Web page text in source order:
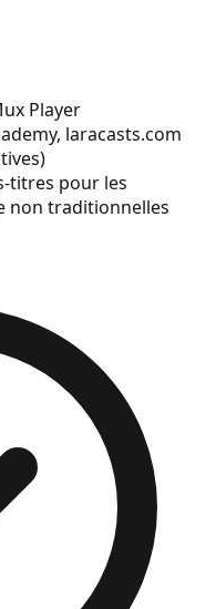
Player
laracasts.com
titres pour les
non traditionnelles